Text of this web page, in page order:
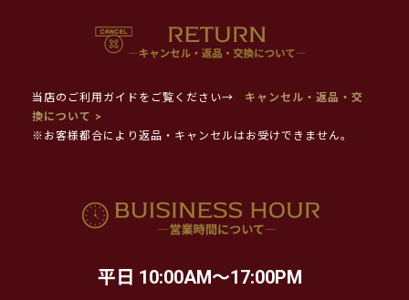
当店のご利用ガイドをご覧ください→
キャンセル・返品・交
換について >
※お客様都合により返品・キャンセルはお受けできません。
平日 10:00AM～17:00PM